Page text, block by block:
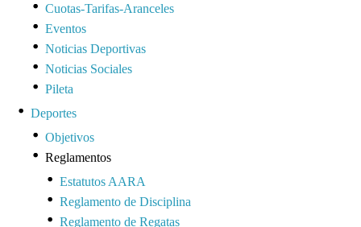
Cuotas-Tarifas-Aranceles
Eventos
Noticias Deportivas
Noticias Sociales
Pileta
Deportes
Objetivos
Reglamentos
Estatutos AARA
Reglamento de Disciplina
Reglamento de Regatas